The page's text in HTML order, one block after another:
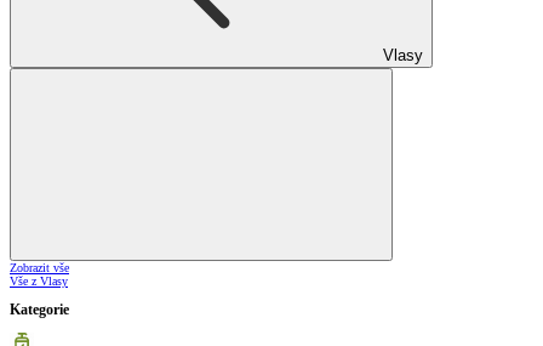
Vlasy
Zobrazit vše
Vše z Vlasy
Kategorie